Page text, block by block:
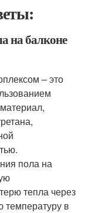
на балконе
– это
пола на
тепла через
в